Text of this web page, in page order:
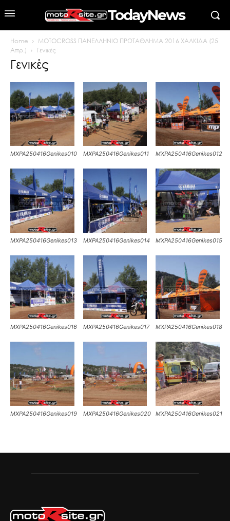
TodayNews
Home
MOTOCROSS ΠΑΝΕΛΛΗΝΙΟ ΠΡΩΤΑΘΛΗΜΑ 2016 ΧΑΛΚΙΔΑ (25
Απρ.)
Γενικές
Γενικές
MXPA250416Genikes010 MXPA250416Genikes011 MXPA250416Genikes012
MXPA250416Genikes013 MXPA250416Genikes014 MXPA250416Genikes015
MXPA250416Genikes016 MXPA250416Genikes017 MXPA250416Genikes018
MXPA250416Genikes019 MXPA250416Genikes020 MXPA250416Genikes021